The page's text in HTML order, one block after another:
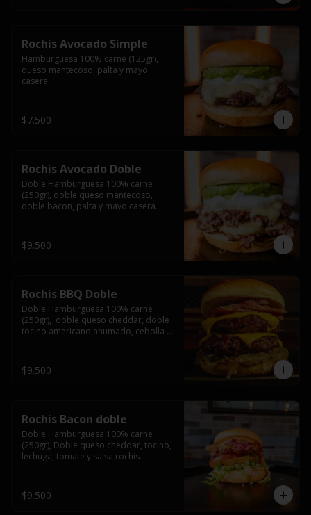
Rochis Avocado Simple
Hamburguesa 100% carne (125gr),
queso mantecoso, palta y mayo
casera.
$7.500
Rochis Avocado Doble
Doble Hamburguesa 100% carne
(250gr), doble queso mantecoso,
doble bacon, palta y mayo casera.
$9.500
Rochis BBQ Doble
Doble Hamburguesa 100% carne
(250gr),  doble queso cheddar, doble
tocino americano ahumado, cebolla
$9.500
Rochis Bacon doble
Doble Hamburguesa 100% carne
(250gr), Doble queso cheddar, tocino,
lechuga, tomate y salsa rochis.
$9.500